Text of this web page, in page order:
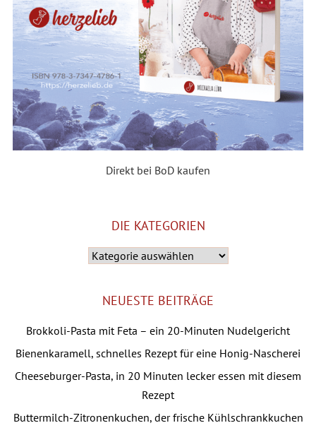
Direkt bei BoD kaufen
DIE KATEGORIEN
NEUESTE BEITRÄGE
Brokkoli-Pasta mit Feta – ein 20-Minuten Nudelgericht
Bienenkaramell, schnelles Rezept für eine Honig-Nascherei
Cheeseburger-Pasta, in 20 Minuten lecker essen mit diesem
Rezept
Buttermilch-Zitronenkuchen, der frische Kühlschrankkuchen